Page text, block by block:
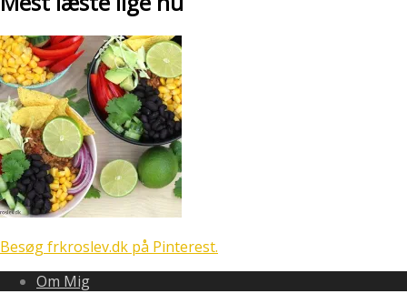
Besøg frkroslev.dk på Pinterest.
Om Mig